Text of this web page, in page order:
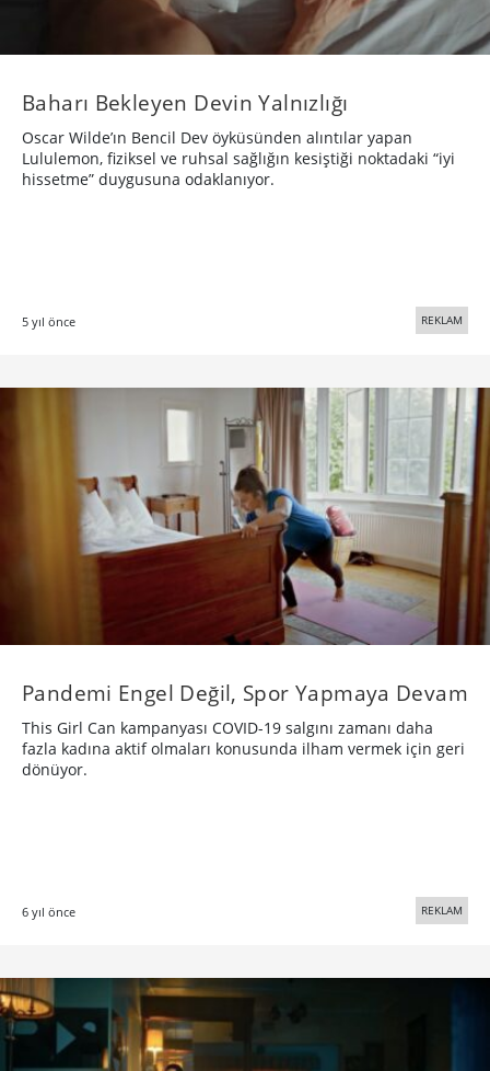
Baharı Bekleyen Devin Yalnızlığı
Oscar Wilde’ın Bencil Dev öyküsünden alıntılar yapan
Lululemon, fiziksel ve ruhsal sağlığın kesiştiği noktadaki “iyi
hissetme” duygusuna odaklanıyor.
5 yıl önce REKLAM
Pandemi Engel Değil, Spor Yapmaya Devam
This Girl Can kampanyası COVID-19 salgını zamanı daha
fazla kadına aktif olmaları konusunda ilham vermek için geri
dönüyor.
6 yıl önce REKLAM